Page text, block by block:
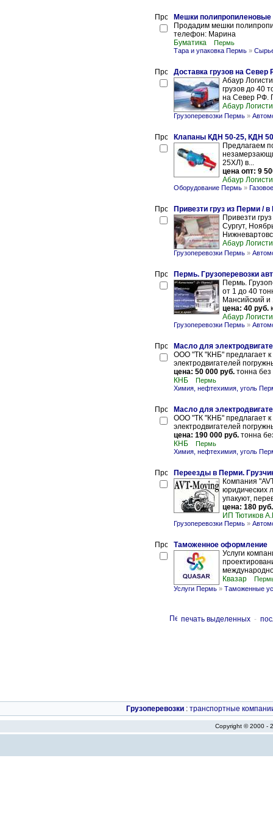
Мешки полипропиленовые
Продадим мешки
телефон: Марина
Буматика
Пермь
Тара и упаковка Пермь »
Доставка грузов на
Абаур
грузов до 40
на Север РФ.
Абаур
Грузоперевозки Пермь »
Клапаны КДН 50-25, КДН
Предлагаем
25ХЛ) в...
цена опт: 9
Абаур
Оборудование Пермь »
Привезти груз из Перми /
Привезти
Сургут,
Абаур
Грузоперевозки Пермь »
Пермь. Грузоперевозки
Пермь.
от 1 до 40
Мансийский
цена: 40 руб.
Абаур
Грузоперевозки Пермь »
Масло для
ООО "ТК "КНБ" предлагает
электродвигателей
цена: 50 000 руб. тонна без
КНБ
Пермь
Химия, нефтехимия, уголь
Масло для
ООО "ТК "КНБ" предлагает к
электродвигателей
цена: 190 000 руб. тонна
КНБ
Пермь
Химия, нефтехимия, уголь
Переезды в Перми.
Компания
юридических
упакуют,
цена: 180 руб.
ИП Тютиков
Грузоперевозки Пермь »
Таможенное оформление
Услуги
Квазар
Услуги Пермь » Таможенные
печать выделенных -
Грузоперевозки : транспортные
Copyright © 2000 -